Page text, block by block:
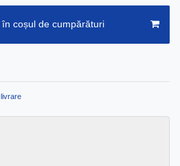
în coșul de cumpărături
livrare